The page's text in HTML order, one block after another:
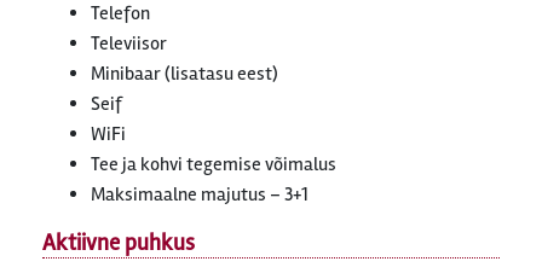
Telefon
Televiisor
Minibaar (lisatasu eest)
Seif
WiFi
Tee ja kohvi tegemise võimalus
Maksimaalne majutus – 3+1
Aktiivne puhkus